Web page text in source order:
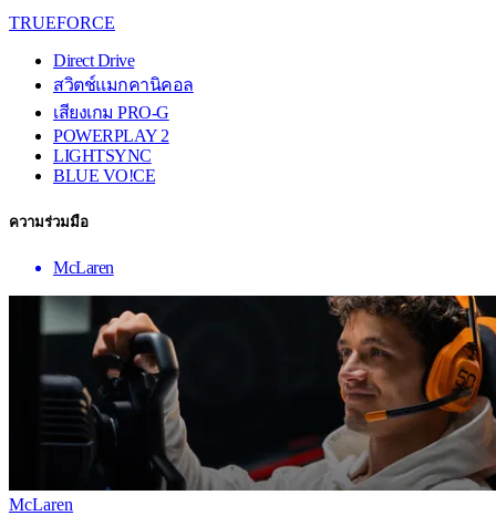
TRUEFORCE
Direct Drive
สวิตช์แมกคานิคอล
เสียงเกม PRO-G
POWERPLAY 2
LIGHTSYNC
BLUE VO!CE
ความร่วมมือ
McLaren
McLaren